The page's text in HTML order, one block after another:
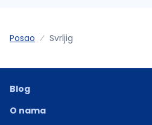
Posao Svrljig
Blog
O nama